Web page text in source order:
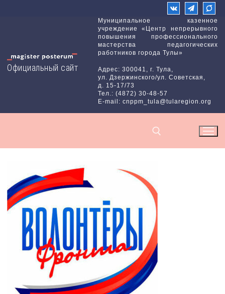
Официальный сайт
Муниципальное казенное
учреждение «Центр непрерывного
повышения профессионального
мастерства педагогических
работников города Тулы»
Адрес: 300041, г. Тула,
ул. Дзержинского/ул. Советская,
д. 15-17/73
Тел.: (4872) 30-48-57
E-mail: cnppm_tula@tularegion.org
Найти: